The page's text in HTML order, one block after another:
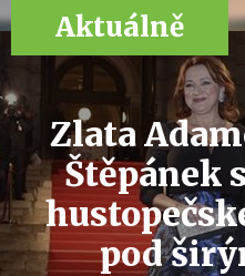
Aktuálně
Zlata
Štěpánek
pod